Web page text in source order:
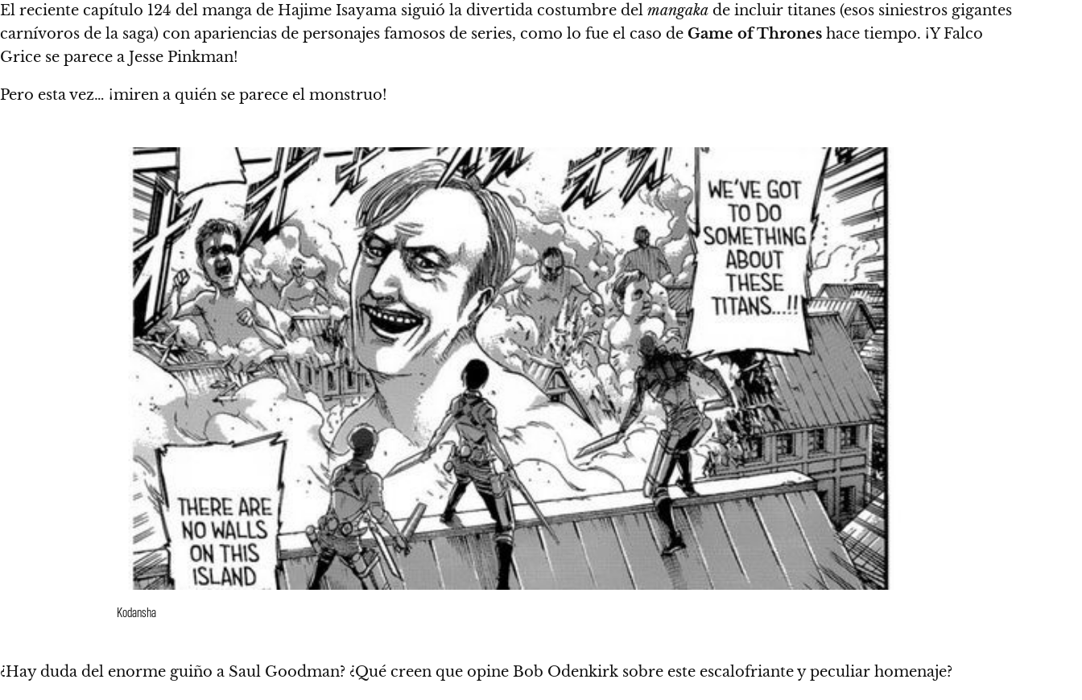
El reciente capítulo 124 del manga de Hajime Isayama siguió la divertida costumbre del mangaka de incluir titanes (esos siniestros gigantes
carnívoros de la saga) con apariencias de personajes famosos de series, como lo fue el caso de Game of Thrones hace tiempo. ¡Y Falco
Grice se parece a Jesse Pinkman!
Pero esta vez… ¡miren a quién se parece el monstruo!
Kodansha
¿Hay duda del enorme guiño a Saul Goodman? ¿Qué creen que opine Bob Odenkirk sobre este escalofriante y peculiar homenaje?